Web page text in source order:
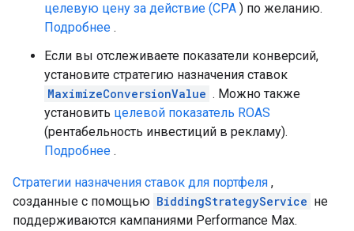
целевую цену за действие (CPA ) по желанию.
Подробнее .
Если вы отслеживаете показатели конверсий,
установите стратегию назначения ставок
MaximizeConversionValue . Можно также
установить целевой показатель ROAS
(рентабельность инвестиций в рекламу).
Подробнее .
Стратегии назначения ставок для портфеля ,
созданные с помощью BiddingStrategyService не
поддерживаются кампаниями Performance Max.